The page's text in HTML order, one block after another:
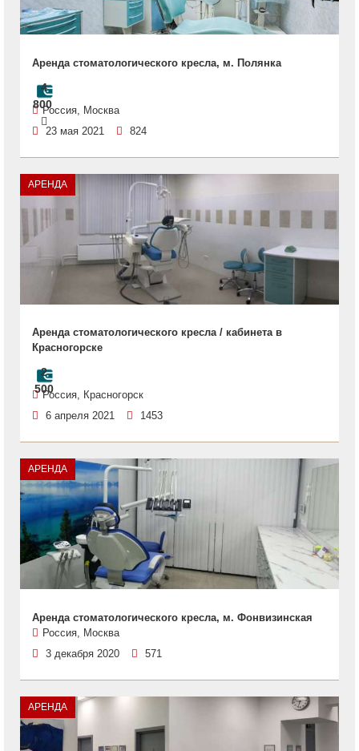
Аренда стоматологического кресла, м. Полянка
4
800Россия, Москва
23 мая 2021
824
АРЕНДА
Аренда стоматологического кресла / кабинета в
Красногорске
2
500Россия, Красногорск
6 апреля 2021
1453
АРЕНДА
Аренда стоматологического кресла, м. Фонвизинская
Россия, Москва
3 декабря 2020
571
АРЕНДА